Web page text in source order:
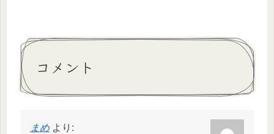
コメント
まめ より: